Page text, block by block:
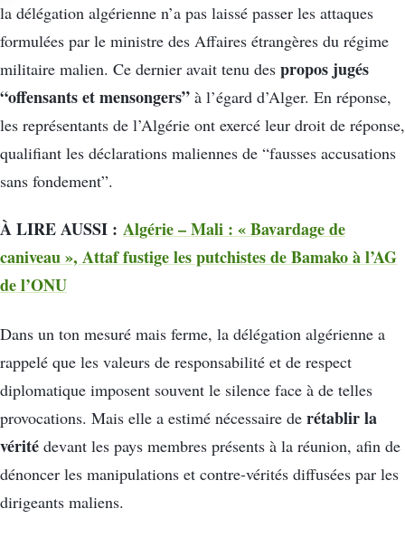
la délégation algérienne n’a pas laissé passer les attaques
formulées par le ministre des Affaires étrangères du régime
militaire malien. Ce dernier avait tenu des propos jugés
“offensants et mensongers” à l’égard d’Alger. En réponse,
les représentants de l’Algérie ont exercé leur droit de réponse,
qualifiant les déclarations maliennes de “fausses accusations
sans fondement”.
À LIRE AUSSI : Algérie – Mali : « Bavardage de
caniveau », Attaf fustige les putchistes de Bamako à l’AG
de l’ONU
Dans un ton mesuré mais ferme, la délégation algérienne a
rappelé que les valeurs de responsabilité et de respect
diplomatique imposent souvent le silence face à de telles
provocations. Mais elle a estimé nécessaire de rétablir la
vérité devant les pays membres présents à la réunion, afin de
dénoncer les manipulations et contre-vérités diffusées par les
dirigeants maliens.